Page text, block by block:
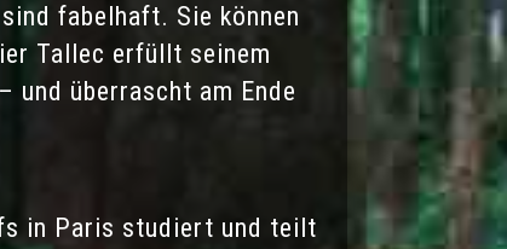
fabelhaft. Sie können
Tallec erfüllt seinem
und überrascht am Ende
in Paris studiert und teilt